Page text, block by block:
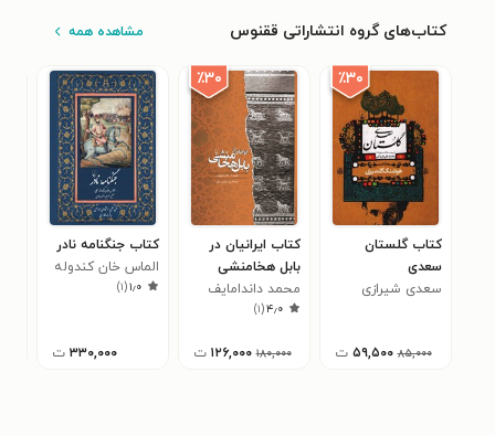
کتاب‌های گروه انتشاراتی ققنوس مشاهده همه
٪۳۰
کتاب گلستان
سعدی
سعدی شیرازی
۸۵,۰۰۰ ۵۹,۵۰۰ ت
٪۳۰
کتاب ایرانیان در
بابل هخامنشی
محمد داندامایف
۴٫۰(۱)
۱۸۰,۰۰۰ ۱۲۶,۰۰۰ ت
کتاب جنگنامه نادر
الماس خان کندوله
ای ۱٫۰(۱)
۳۳۰,۰۰۰ ت